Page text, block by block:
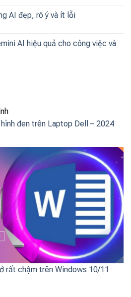
AI đẹp, rõ ý và ít lỗi
AI hiệu quả cho công việc và
đen trên Laptop Dell – 2024
rất chậm trên Windows 10/11